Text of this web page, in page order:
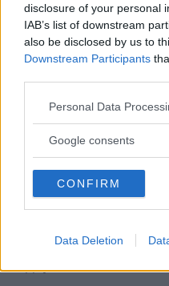
disclosure of your personal
IAB’s list of downstream
also be disclosed by us to
Downstream Participants
Please note that this
not limited to your visit or
use your data for below
consent section.
Personal Data
Google consents
CONFIRM
Data Deletion
många stopp och korta
extrema temperaturer. De
mer startkraft, och är de
batterierna på marknaden.
Batterifel är den
ADAC Breakdown
batteriet inte är tillräckligt
batteriet når en god
leder till betydligt bättre
Tudor High Tech Carbon
bygger på Exides